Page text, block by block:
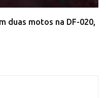
duas motos na DF-020,